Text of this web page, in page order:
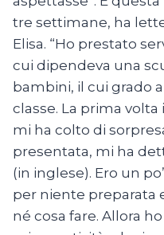
tre settimane, ha
Elisa. “Ho prestato
cui dipendeva una
bambini, il cui grado
classe. La prima
mi ha colto di
presentata, mi ha
(in inglese). Ero un
per niente preparata
né cosa fare. Allora